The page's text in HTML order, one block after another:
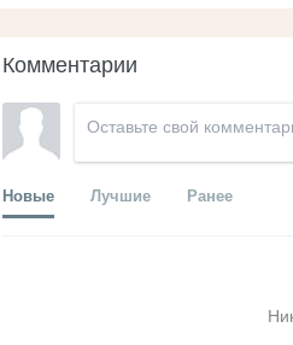
Комментарии
Новые Лучшие Ранее